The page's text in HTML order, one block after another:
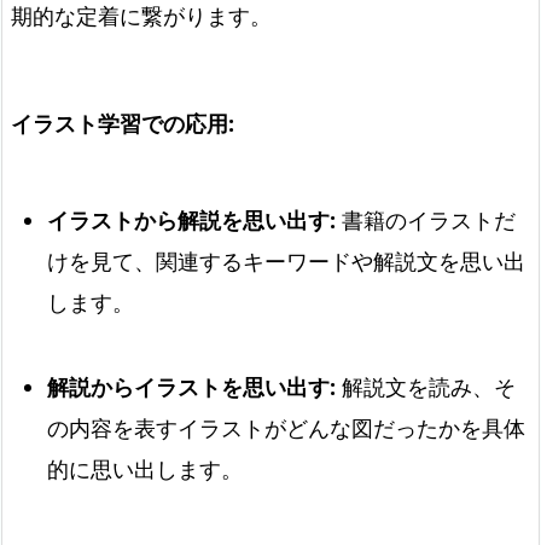
期的な定着に繋がります。
イラスト学習での応用:
イラストから解説を思い出す: 書籍のイラストだ
けを見て、関連するキーワードや解説文を思い出
します。
解説からイラストを思い出す: 解説文を読み、そ
の内容を表すイラストがどんな図だったかを具体
的に思い出します。